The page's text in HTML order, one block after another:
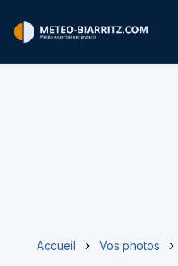
Accueil Vos photos